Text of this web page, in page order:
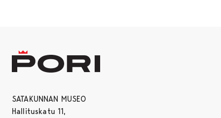
SATAKUNNAN MUSEO
Hallituskatu 11,